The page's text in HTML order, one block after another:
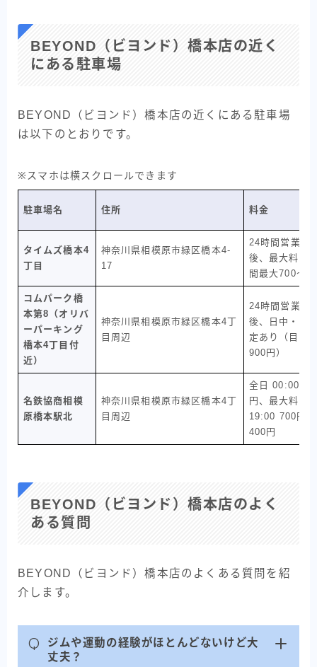
BEYOND（ビヨンド）橋本店の近く
にある駐車場
BEYOND（ビヨンド）橋本店の近くにある駐車場
は以下のとおりです。
※スマホは横スクロールできます
駐車場名 住所 料金
タイムズ橋本4
丁目
神奈川県相模原市緑区橋本4-
17
24時間営業、
後、最大料金
間最大700〜
コムパーク橋
本第8（オリバ
ーパーキング
橋本4丁目付
近）
神奈川県相模原市緑区橋本4丁
目周辺
24時間営業、
後、日中・夜
定あり（目安
900円）
名鉄協商相模
原橋本駅北
神奈川県相模原市緑区橋本4丁
目周辺
全日 00:00〜
円、最大料金
19:00 700円
400円
BEYOND（ビヨンド）橋本店のよく
ある質問
BEYOND（ビヨンド）橋本店のよくある質問を紹
介します。
Q
ジムや運動の経験がほとんどないけど大
丈夫？
BEYOND
無料カウンセリングを申し込む